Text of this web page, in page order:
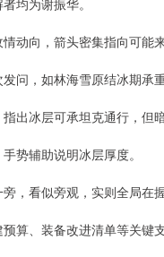
均为谢振华。
动向，箭头密集指向可能来
问，如林海雪原结冰期承
出冰层可承坦克通行，但
势辅助说明冰层厚度。
，看似旁观，实则全局在握
算、装备改进清单等关键